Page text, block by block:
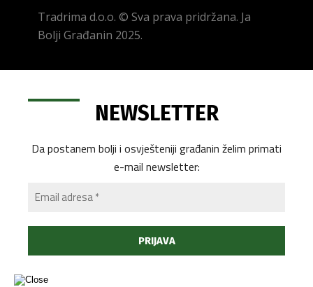
Tradrima d.o.o. © Sva prava pridržana. Ja
Bolji Građanin 2025.
NEWSLETTER
Da postanem bolji i osvješteniji građanin želim primati
e-mail newsletter: